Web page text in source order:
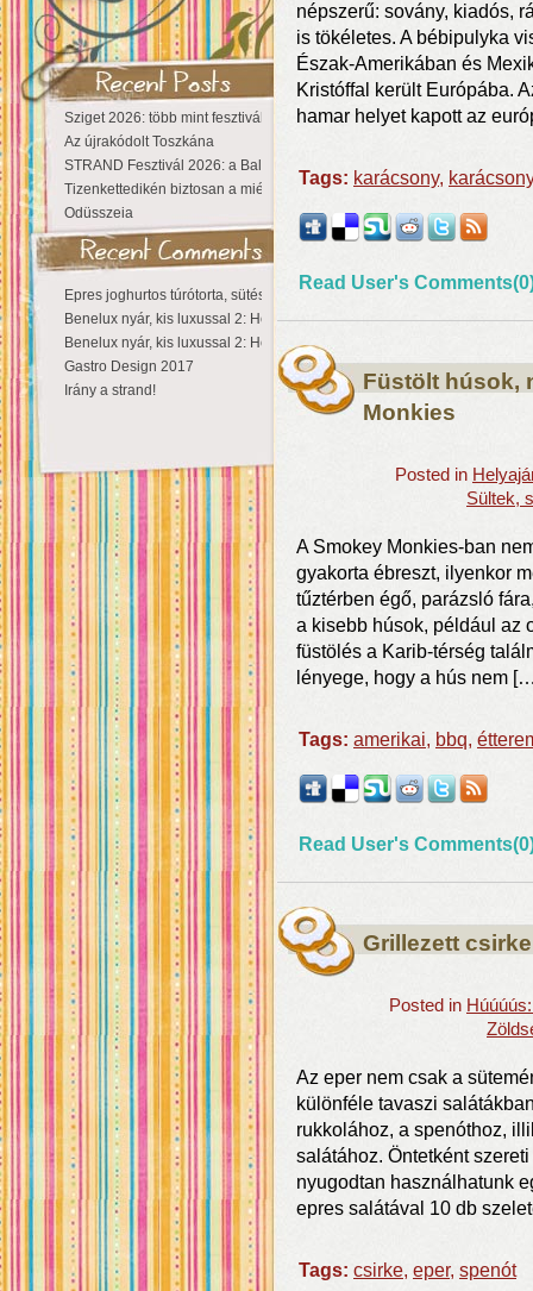
Sziget 2026: több mint fesztivál, egy városnyi élmény
Az újrakódolt Toszkána
STRAND Fesztivál 2026: a Balaton partján a nyár még tart!
Tizenkettedikén biztosan a miénk a Sziget!
Odüsszeia
Epres joghurtos túrótorta, sütés nélkül
Benelux nyár, kis luxussal 2: Hollandia
Benelux nyár, kis luxussal 2: Hollandia
Gastro Design 2017
Irány a strand!
népszerű: sovány, kiadós,
is tökéletes. A bébipulyka
Észak-Amerikában és
Kristóffal került Európába.
hamar helyet kapott az
Tags: karácsony,
Read User's
Füstölt húsok,
Monkies
Posted in
Sültek,
A Smokey Monkies-ban
gyakorta ébreszt, ilyenkor
tűztérben égő, parázsló
a kisebb húsok, például az
füstölés a Karib-térség
lényege, hogy a hús nem
Tags: amerikai, bbq,
Read User's
Grillezett
Posted in
Az eper nem csak a
különféle tavaszi
rukkolához, a spenóthoz,
salátához. Öntetként
nyugodtan használhatunk
epres salátával 10 db
Tags: csirke, eper, spenót